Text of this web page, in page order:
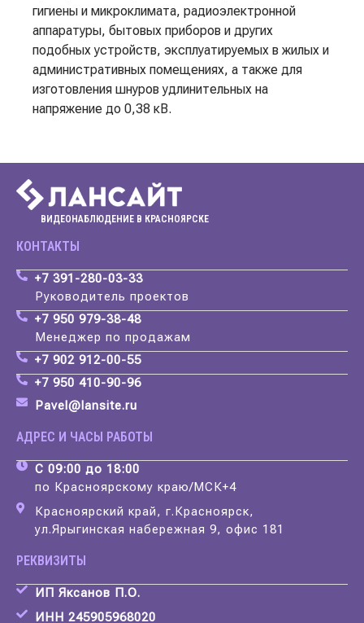
гигиены и микроклимата, радиоэлектронной
аппаратуры, бытовых приборов и других
подобных устройств, эксплуатируемых в жилых и
административных помещениях, а также для
изготовления шнуров удлинительных на
напряжение до 0,38 кВ.
ВИДЕОНАБЛЮДЕНИЕ В КРАСНОЯРСКЕ
КОНТАКТЫ
+7 391-280-03-33
Руководитель проектов
+7 950 979-38-48
Менеджер по продажам
+7 902 912-00-55
+7 950 410-90-96
Pavel@lansite.ru
АДРЕС И ЧАСЫ РАБОТЫ
С 09:00 до 18:00
по Красноярскому краю/МСК+4
Красноярский край, г.Красноярск,
ул.Ярыгинская набережная 9, офис 181
РЕКВИЗИТЫ
ИП Яксанов П.О.
ИНН 245905968020